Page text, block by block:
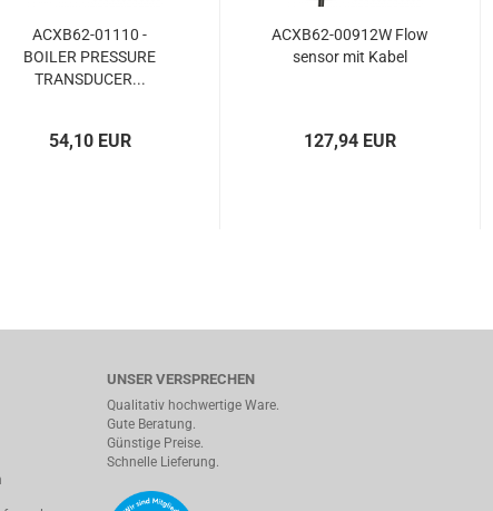
ACXB62-01110 -
BOILER PRESSURE
TRANSDUCER...
54,10 EUR
ACXB62-00912W Flow
sensor mit Kabel
127,94 EUR
UNSER VERSPRECHEN
Qualitativ hochwertige Ware.
Gute Beratung.
Günstige Preise.
Schnelle Lieferung.